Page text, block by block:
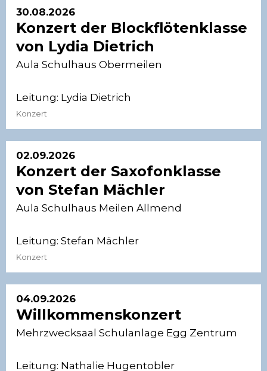
30.08.2026
Konzert der Blockflötenklasse
von Lydia Dietrich
Aula Schulhaus Obermeilen
Leitung: Lydia Dietrich
Konzert
02.09.2026
Konzert der Saxofonklasse
von Stefan Mächler
Aula Schulhaus Meilen Allmend
Leitung: Stefan Mächler
Konzert
04.09.2026
Willkommenskonzert
Mehrzwecksaal Schulanlage Egg Zentrum
Leitung: Nathalie Hugentobler